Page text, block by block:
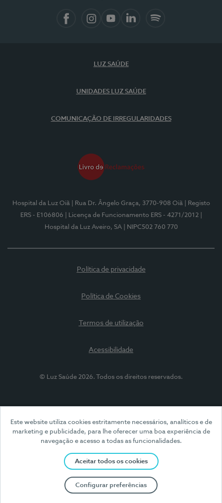
Este website utiliza cookies estritamente necessários, analíticos e de
marketing e publicidade, para lhe oferecer uma boa experiência de
navegação e acesso a todas as funcionalidades.
Aceitar todos os cookies
Configurar preferências
LUZ SAÚDE
UNIDADES LUZ SAÚDE
COMUNICAÇÃO DE IRREGULARIDADES
Hospital da Luz Oiã | Rua Dr. Ângelo Graça, 3770-908 Oiã
| Registo
ERS - E106806
| Licença de Funcionamento ERS - 4271/2012
Hospital da Luz Aveiro, SA
| NIPC502 760 770
Política de privacidade
Política de Cookies
Termos de utilização
Acessibilidade
© Luz Saúde 2026. Todos os direitos reservados.